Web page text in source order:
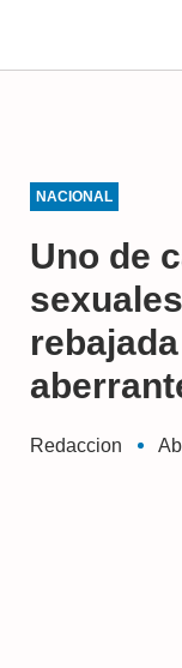
NACIONAL
Uno de
Redaccion